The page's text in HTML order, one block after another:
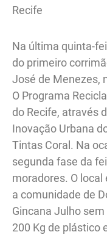
Recife
Na última quinta-
do primeiro
José de Menezes,
O Programa
do Recife, através
Inovação Urbana
Tintas Coral. Na
segunda fase da
moradores. O
a comunidade de
Gincana Julho
200 Kg de plástico